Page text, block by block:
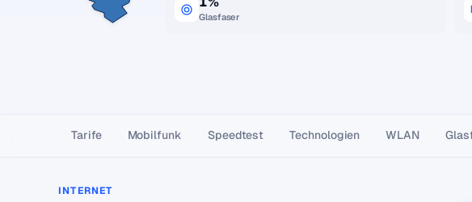
Glasfaser
Tarife Mobilfunk Speedtest Technologien WLAN
INTERNET